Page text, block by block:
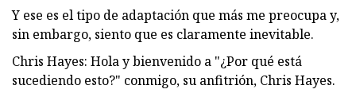
Y ese es el tipo de adaptación que más me preocupa y,
sin embargo, siento que es claramente inevitable.
Chris Hayes: Hola y bienvenido a "¿Por qué está
sucediendo esto?" conmigo, su anfitrión, Chris Hayes.